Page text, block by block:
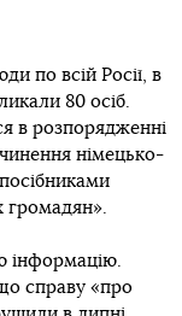
по всій Росії, в
80 осіб.
в розпорядженні
німецько-
громадян».
інформацію.
справу «про